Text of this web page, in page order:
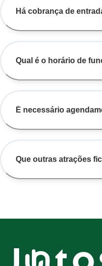
Há cobrança de
Qual é o horário de
É necessário
Que outras atrações